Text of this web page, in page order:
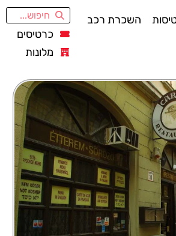
השכרת רכב
כרטיסים
מלונות